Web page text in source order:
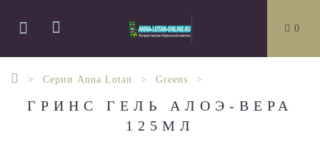
0
Серии Anna Lotan Greens
ГРИНС ГЕЛЬ АЛОЭ-ВЕРА
125МЛ